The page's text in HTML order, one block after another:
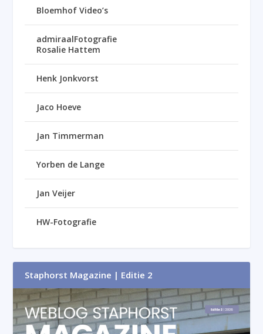
Bloemhof Video’s
admiraalFotografie
Rosalie Hattem
Henk Jonkvorst
Jaco Hoeve
Jan Timmerman
Yorben de Lange
Jan Veijer
HW-Fotografie
Staphorst Magazine | Editie 2